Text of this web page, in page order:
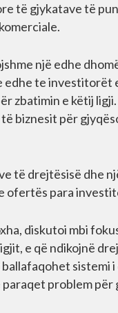
të gjykatave të
një edhe
edhe te investitorët
zbatimin e këtij
biznesit për
të drejtësisë dhe
ofertës para
diskutoi mbi
e që ndikojnë
sistemi
paraqet problem